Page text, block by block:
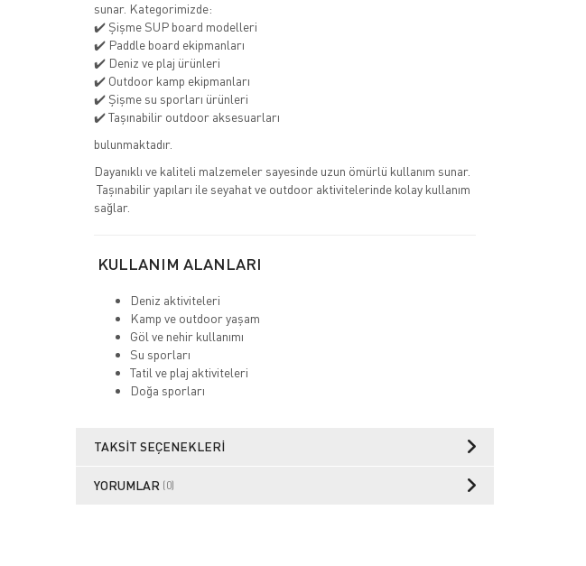
sunar. Kategorimizde:
✔️ Şişme SUP board modelleri
✔️ Paddle board ekipmanları
✔️ Deniz ve plaj ürünleri
✔️ Outdoor kamp ekipmanları
✔️ Şişme su sporları ürünleri
✔️ Taşınabilir outdoor aksesuarları
bulunmaktadır.
Dayanıklı ve kaliteli malzemeler sayesinde uzun ömürlü kullanım sunar.
Taşınabilir yapıları ile seyahat ve outdoor aktivitelerinde kolay kullanım
sağlar.
KULLANIM ALANLARI
Deniz aktiviteleri
Kamp ve outdoor yaşam
Göl ve nehir kullanımı
Su sporları
Tatil ve plaj aktiviteleri
Doğa sporları
TAKSIT SEÇENEKLERI
YORUMLAR (0)